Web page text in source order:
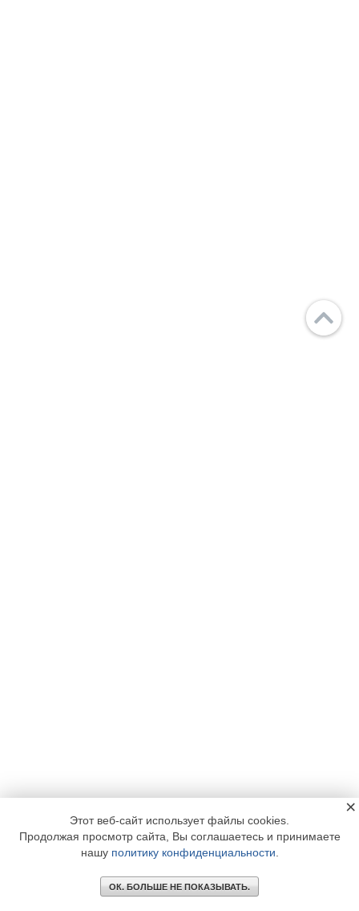
Этот веб-сайт использует файлы cookies.
Продолжая просмотр сайта, Вы соглашаетесь и принимаете
нашу политику конфиденциальности
ОК. БОЛЬШЕ НЕ ПОКАЗЫВАТЬ.
×